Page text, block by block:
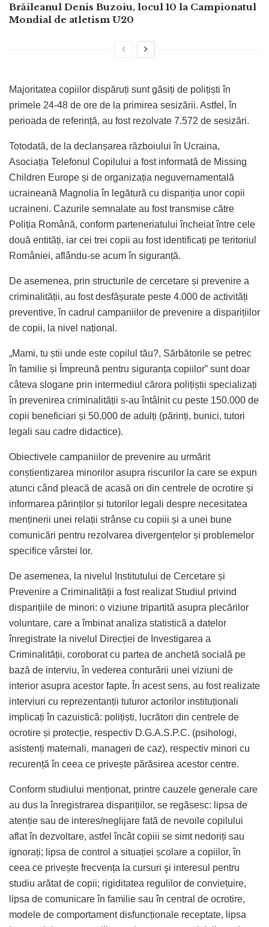
Brăileanul Denis Buzoiu, locul 10 la Campionatul
Mondial de atletism U20
Majoritatea copiilor dispăruți sunt găsiți de polițiști în
primele 24-48 de ore de la primirea sesizării. Astfel, în
perioada de referință, au fost rezolvate 7.572 de sesizări.
Totodată, de la declanșarea războiului în Ucraina,
Asociația Telefonul Copilului a fost informată de Missing
Children Europe și de organizația neguvernamentală
ucraineană Magnolia în legătură cu dispariția unor copii
ucraineni. Cazurile semnalate au fost transmise către
Poliția Română, conform parteneriatului încheiat între cele
două entități, iar cei trei copii au fost identificați pe teritoriul
României, aflându-se acum în siguranță.
De asemenea, prin structurile de cercetare și prevenire a
criminalității, au fost desfășurate peste 4.000 de activități
preventive, în cadrul campaniilor de prevenire a disparițiilor
de copii, la nivel național.
„Mami, tu știi unde este copilul tău?, Sărbătorile se petrec
în familie și Împreună pentru siguranța copiilor” sunt doar
câteva slogane prin intermediul cărora polițiștii specializați
în prevenirea criminalității s-au întâlnit cu peste 150.000 de
copii beneficiari și 50.000 de adulți (părinți, bunici, tutori
legali sau cadre didactice).
Obiectivele campaniilor de prevenire au urmărit
conștientizarea minorilor asupra riscurilor la care se expun
atunci când pleacă de acasă ori din centrele de ocrotire și
informarea părinților și tutorilor legali despre necesitatea
menținerii unei relații strânse cu copiii și a unei bune
comunicări pentru rezolvarea divergențelor și problemelor
specifice vârstei lor.
De asemenea, la nivelul Institutului de Cercetare și
Prevenire a Criminalității a fost realizat Studiul privind
disparițiile de minori: o viziune tripartită asupra plecărilor
voluntare, care a îmbinat analiza statistică a datelor
înregistrate la nivelul Direcției de Investigarea a
Criminalității, coroborat cu partea de anchetă socială pe
bază de interviu, în vederea conturării unei viziuni de
interior asupra acestor fapte. În acest sens, au fost realizate
interviuri cu reprezentanții tuturor actorilor instituționali
implicați în cazuistică: polițiști, lucrători din centrele de
ocrotire și protecție, respectiv D.G.A.S.P.C. (psihologi,
asistenți maternali, manageri de caz), respectiv minori cu
recurență în ceea ce privește părăsirea acestor centre.
Conform studiului menționat, printre cauzele generale care
au dus la înregistrarea disparițiilor, se regăsesc: lipsa de
atenție sau de interes/neglijare fată de nevoile copilului
aflat în dezvoltare, astfel încât copiii se simt nedoriți sau
ignorați; lipsa de control a situației școlare a copiilor, în
ceea ce privește frecvența la cursuri şi interesul pentru
studiu arătat de copii; rigiditatea regulilor de conviețuire,
lipsa de comunicare în familie sau în central de ocrotire,
modele de comportament disfuncționale receptate, lipsa